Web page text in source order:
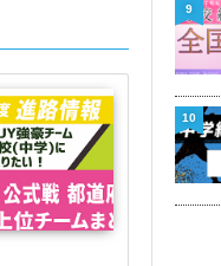
9
10